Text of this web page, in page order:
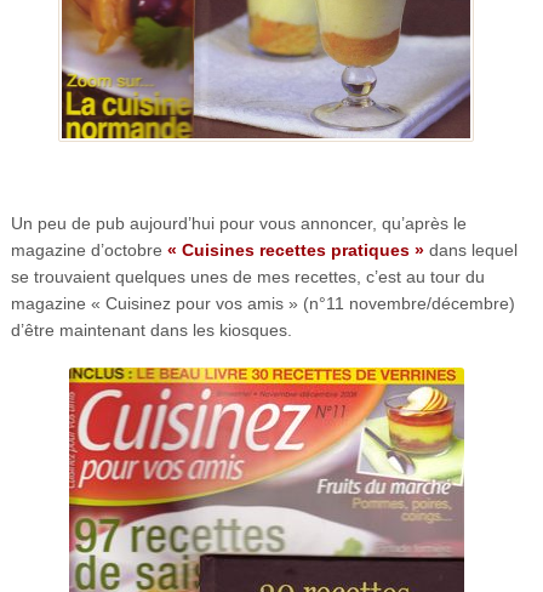
Un peu de pub aujourd’hui pour vous annoncer, qu’après le
magazine d’octobre « Cuisines recettes pratiques »dans lequel
se trouvaient quelques unes de mes recettes, c’est au tour du
magazine « Cuisinez pour vos amis » (n°11 novembre/décembre)
d’être maintenant dans les kiosques.